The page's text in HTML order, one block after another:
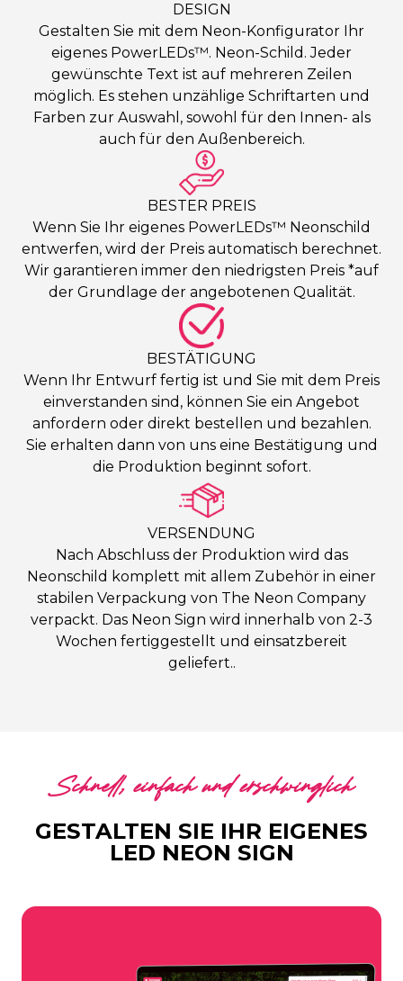
DESIGN
Gestalten Sie mit dem Neon-Konfigurator Ihr
eigenes PowerLEDs™. Neon-Schild. Jeder
gewünschte Text ist auf mehreren Zeilen
möglich. Es stehen unzählige Schriftarten und
Farben zur Auswahl, sowohl für den Innen- als
auch für den Außenbereich.
BESTER PREIS
Wenn Sie Ihr eigenes PowerLEDs™ Neonschild
entwerfen, wird der Preis automatisch berechnet.
Wir garantieren immer den niedrigsten Preis *auf
der Grundlage der angebotenen Qualität.
BESTÄTIGUNG
Wenn Ihr Entwurf fertig ist und Sie mit dem Preis
einverstanden sind, können Sie ein Angebot
anfordern oder direkt bestellen und bezahlen.
Sie erhalten dann von uns eine Bestätigung und
die Produktion beginnt sofort.
VERSENDUNG
Nach Abschluss der Produktion wird das
Neonschild komplett mit allem Zubehör in einer
stabilen Verpackung von The Neon Company
verpackt. Das Neon Sign wird innerhalb von 2-3
Wochen fertiggestellt und einsatzbereit
geliefert..
Schnell, einfach und erschwinglich
GESTALTEN SIE IHR EIGENES
LED NEON SIGN